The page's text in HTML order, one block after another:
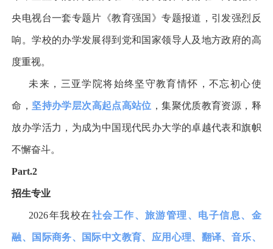
央电视台一套专题片《教育强国》专题报道，引发强烈反
响。学校的办学发展得到党和国家领导人及地方政府的高
度重视。
未来，三亚学院将始终坚守教育情怀，不忘初心使
命， 坚持办学层次高起点高站位 ，集聚优质教育资源，释
放办学活力，为成为中国现代民办大学的卓越代表和旗帜
不懈奋斗。
Part.2
招生专业
2026年我校在社会工作、旅游管理、电子信息、金
融、国际商务、国际中文教育、应用心理、翻译、音乐、